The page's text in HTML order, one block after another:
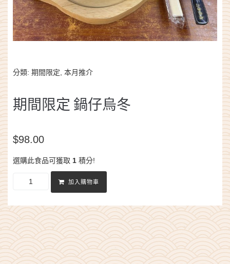
分類: 期間限定 本月推介
期間限定 鍋仔烏冬
$98.00
選購此食品可獲取 1 積分!
加入購物車